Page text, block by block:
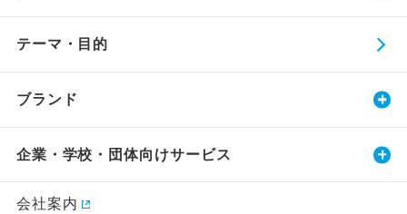
テーマ・目的
ブランド
企業・学校・団体向けサービス
会社案内